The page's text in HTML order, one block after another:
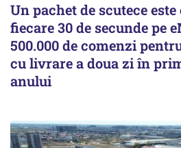
Un pachet de scutece
fiecare 30 de secunde pe
500.000 de comenzi
cu livrare a doua zi în
anului